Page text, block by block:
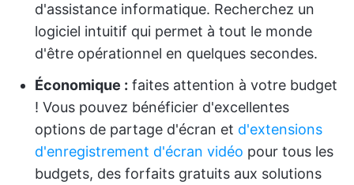
d'assistance informatique. Recherchez un
logiciel intuitif qui permet à tout le monde
d'être opérationnel en quelques secondes.
Économique : faites attention à votre budget
! Vous pouvez bénéficier d'excellentes
options de partage d'écran et d'extensions
d'enregistrement d'écran vidéo pour tous les
budgets, des forfaits gratuits aux solutions